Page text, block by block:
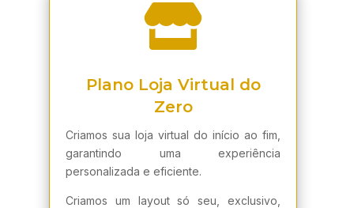

Plano Loja Virtual do
Zero
Criamos sua loja virtual do início ao fim,
garantindo uma experiência
personalizada e eficiente.
Criamos um layout só seu, exclusivo,